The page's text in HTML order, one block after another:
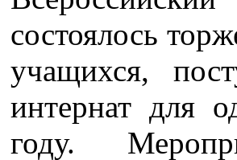
состоялось
учащихся,
интернат для
году.